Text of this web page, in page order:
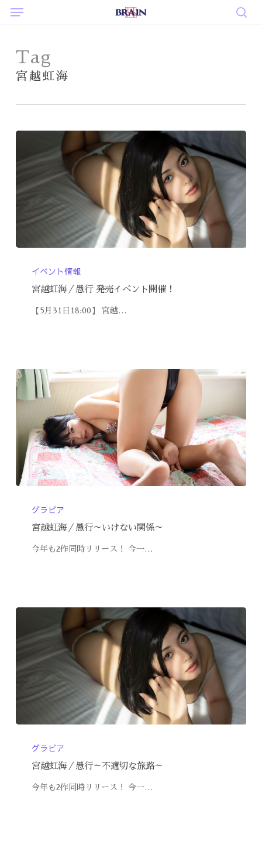
Skip
content
Menu
Tag
宮越虹海
イベント情報
宮越虹海／愚行 発売イベント開催！
【5月31日18:00】 宮越…
グラビア
宮越虹海／愚行～いけない関係～
今年も2作同時リリース！ 今一…
グラビア
宮越虹海／愚行～不適切な旅路～
今年も2作同時リリース！ 今一…